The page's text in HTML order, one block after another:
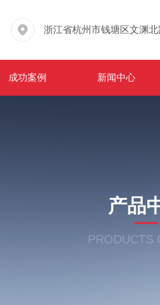
浙江省杭州市钱塘区文渊
成功案例 新闻中心
产品
PRODUCTS